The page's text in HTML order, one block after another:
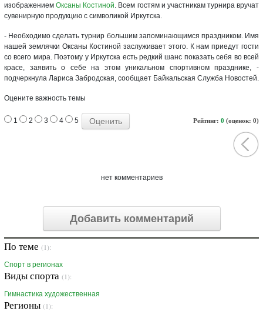
изображениемОксаны Костиной. Всем гостям и участникам турнира вручат
сувенирную продукцию с символикой Иркутска.
- Необходимо сделать турнир большим запоминающимся праздником. Имя
нашей землячки Оксаны Костиной заслуживает этого. К нам приедут гости
со всего мира. Поэтому у Иркутска есть редкий шанс показать себя во всей
красе, заявить о себе на этом уникальном спортивном празднике, -
подчеркнула Лариса Забродская, сообщает Байкальская Служба Новостей.
Оцените важность темы
Рейтинг: 0 (оценок: 0)
1 2 3 4 5
нет комментариев
Добавить комментарий
По теме (1):
Спорт в регионах
Виды спорта (1):
Гимнастика художественная
Регионы (1):